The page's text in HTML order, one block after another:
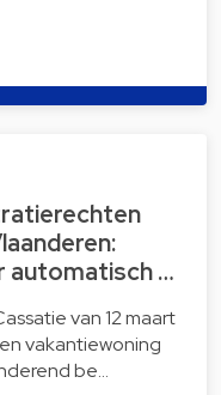
automatisch …
van 12 maart
vakantiewoning
be…